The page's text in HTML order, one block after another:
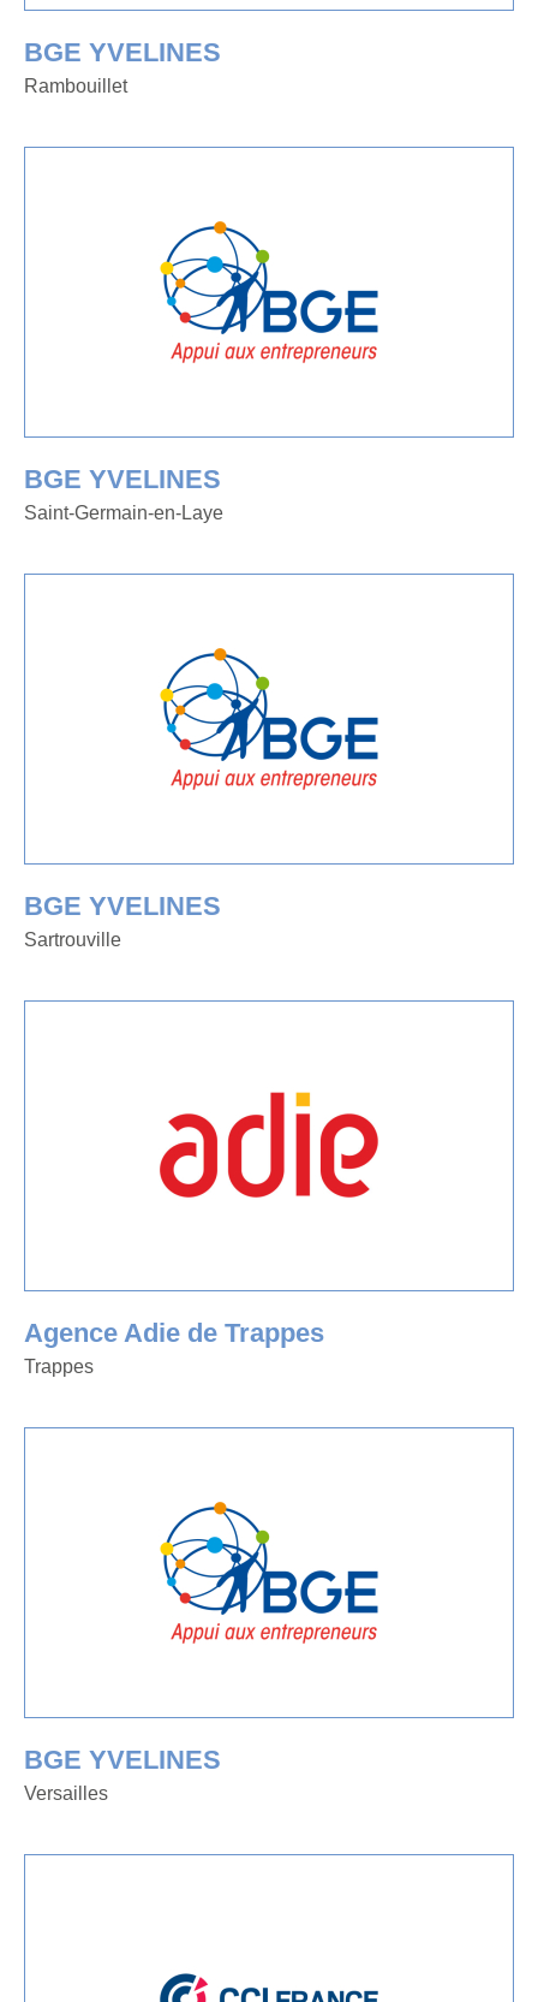
BGE YVELINES
Rambouillet
BGE YVELINES
Saint-Germain-en-Laye
BGE YVELINES
Sartrouville
Agence Adie de Trappes
Trappes
BGE YVELINES
Versailles